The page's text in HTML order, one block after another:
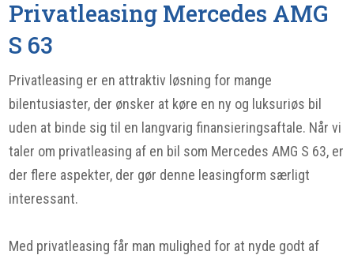
Privatleasing Mercedes AMG
S 63
Privatleasing er en attraktiv løsning for mange
bilentusiaster, der ønsker at køre en ny og luksuriøs bil
uden at binde sig til en langvarig finansieringsaftale. Når vi
taler om privatleasing af en bil som Mercedes AMG S 63, er
der flere aspekter, der gør denne leasingform særligt
interessant.
Med privatleasing får man mulighed for at nyde godt af